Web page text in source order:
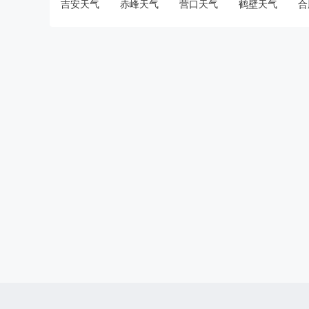
吉安天气 赤峰天气 营口天气 鹤壁天气